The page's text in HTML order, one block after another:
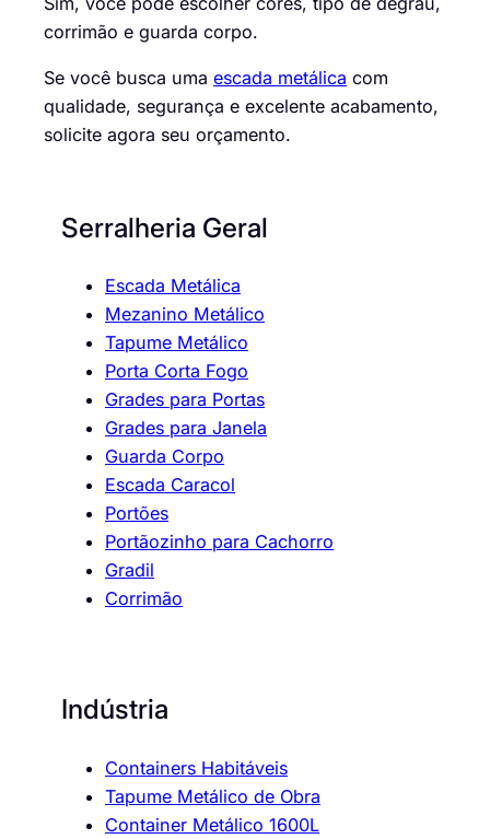
corrimão e guarda corpo.
Se você busca uma escada metálica com
qualidade, segurança e excelente acabamento,
solicite agora seu orçamento.
Serralheria Geral
Escada Metálica
Mezanino Metálico
Tapume Metálico
Porta Corta Fogo
Grades para Portas
Grades para Janela
Guarda Corpo
Escada Caracol
Portões
Portãozinho para Cachorro
Gradil
Corrimão
Indústria
Containers Habitáveis
Tapume Metálico de Obra
Container Metálico 1600L